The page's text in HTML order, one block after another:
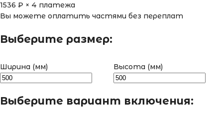
1536 ₽ × 4 платежа
Вы можете оплатить частями без переплат
Выберите размер:
Ширина (мм) Высота (мм)
Выберите вариант включения: